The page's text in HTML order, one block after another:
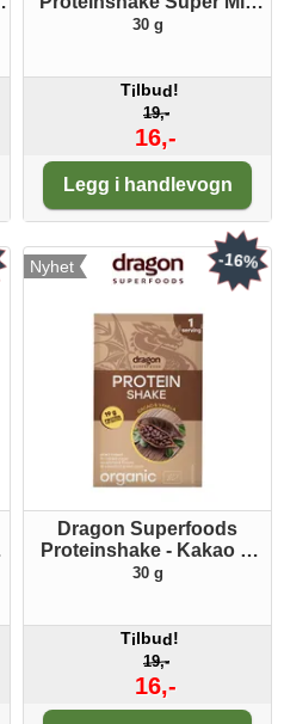
ØKO porsjonspakke
30 g
Tilbud!
19,-
16,-
Legg i handlevogn
Nyhet
Dragon Superfoods
Proteinshake - Kakao &
Vanilje ØKO
30 g
Tilbud!
19,-
16,-
-16%